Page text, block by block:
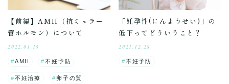
【前編】AMH（抗ミュラー
管ホルモン）について
2022.01.15
AMH 不妊予防
不妊治療 卵子の質
「妊孕性(にんようせい)」の
低下ってどういうこと？
2021.12.28
不妊予防